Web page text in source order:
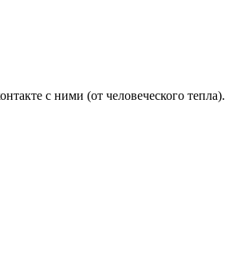
с ними (от человеческого тепла).